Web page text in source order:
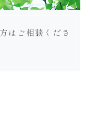
はご相談くださ